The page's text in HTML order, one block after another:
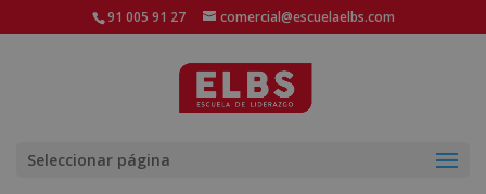
91 005 91 27 comercial@escuelaelbs.com
Seleccionar página